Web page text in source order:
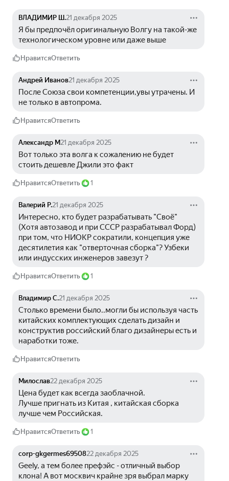
ВЛАДИМИР Ш.21 декабря 2025
Я бы предпочёл оригинальную Волгу на такой-же
технологическом уровне или даже выше
НравитсяОтветить
Андрей Иванов21 декабря 2025
После Союза свои компетенции,увы утрачены. И
не только в автопрома.
НравитсяОтветить
Александр М21 декабря 2025
Вот только эта волга к сожалению не будет
стоить дешевле Джили это факт
НравитсяОтветить 1
Валерий Р.21 декабря 2025
Интересно, кто будет разрабатывать "Своё"
(Хотя автозавод и при СССР разрабатывал Форд)
при том, что НИОКР сократили, концепция уже
десятилетия как "отверточная сборка"? Узбеки
или индусских инженеров завезут ?
НравитсяОтветить 1
Владимир С.21 декабря 2025
Столько времени было..могли бы используя часть
китайских комплектующих сделать дизайн и
конструктив российский благо дизайнеры есть и
наработки тоже.
НравитсяОтветить
Милослав22 декабря 2025
Цена будет как всегда заоблачной.
Лучше пригнать из Китая , китайская сборка
лучше чем Российская.
НравитсяОтветить 1
corp-gkgermes6950822 декабря 2025
Geely, а тем более префэйс - отличный выбор
клона! А вот москвич крайне зря выбрал марку